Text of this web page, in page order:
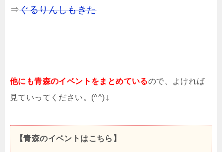
⇒ぐるりんしもきた
他にも青森のイベントをまとめているので、よければ
見ていってください。(^^)↓
【青森のイベントはこちら】